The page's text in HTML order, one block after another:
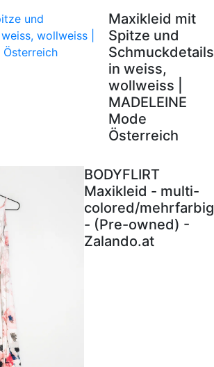
Maxikleid mit
Spitze und
Schmuckdetails
in weiss,
wollweiss |
MADELEINE
Mode
Österreich
BODYFLIRT
Maxikleid - multi-
colored/mehrfarbig
- (Pre-owned) -
Zalando.at